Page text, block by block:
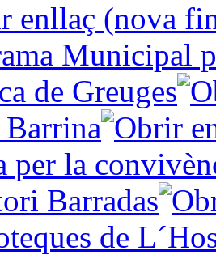
Municipal
de Greuges
per la
Barradas
de